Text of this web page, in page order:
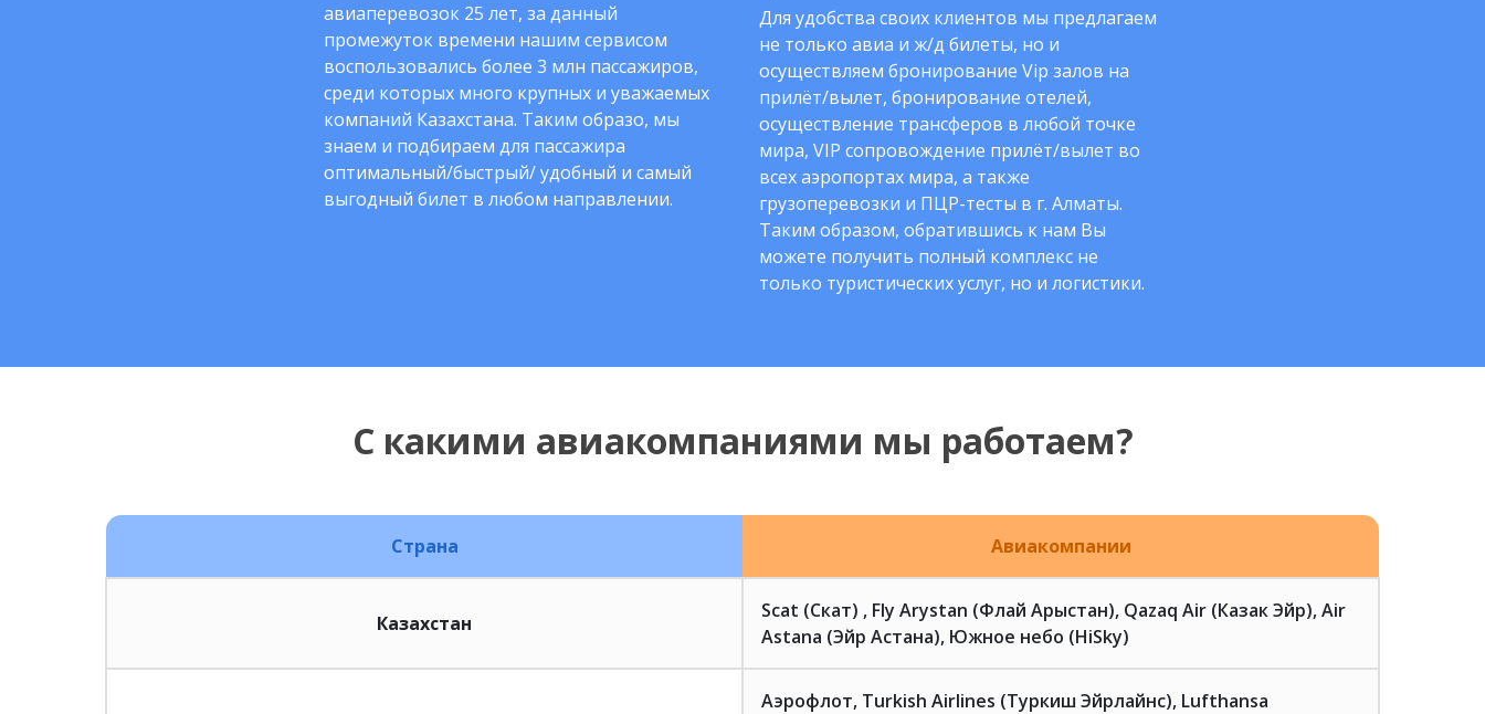
авиаперевозок 25 лет, за данный
промежуток времени нашим сервисом
воспользовались более 3 млн пассажиров,
среди которых много крупных и уважаемых
компаний Казахстана. Таким образо, мы
знаем и подбираем для пассажира
оптимальный/быстрый/ удобный и самый
выгодный билет в любом направлении.
Для удобства своих клиентов мы предлагаем
не только авиа и ж/д билеты, но и
осуществляем бронирование Vip залов на
прилёт/вылет, бронирование отелей,
осуществление трансферов в любой точке
мира, VIP сопровождение прилёт/вылет во
всех аэропортах мира, а также
грузоперевозки и ПЦР-тесты в г. Алматы.
Таким образом, обратившись к нам Вы
можете получить полный комплекс не
только туристических услуг, но и логистики.
С какими авиакомпаниями мы работаем?
Страна Авиакомпании
Казахстан
Scat (Скат) , Fly Arystan (Флай Арыстан), Qazaq Air (Казак Эйр), Air
Astana (Эйр Астана), Южное небо (HiSky)
Аэрофлот, Turkish Airlines (Туркиш Эйрлайнс), Lufthansa